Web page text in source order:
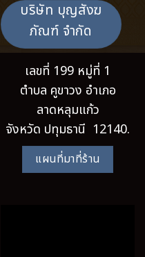
บริษัท บุญสังฆ
ภัณฑ์ จำกัด
เลขที่ 199 หมู่ที่ 1
ตำบล คูขาวง อำเภอ
ลาดหลุมแก้ว
จังหวัด ปทุมธานี 12140.
แผนที่มาที่ร้าน